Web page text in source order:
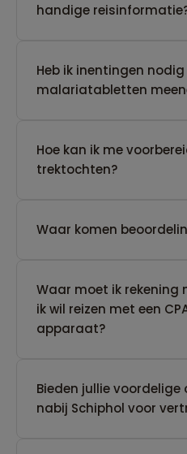
handige
Heb ik inentingen
malariatabletten
Hoe kan ik me
trektochten?
Waar komen
Waar moet ik rekening
ik wil reizen met een
apparaat?
Bieden jullie
nabij Schiphol voor